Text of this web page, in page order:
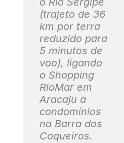
(trajeto de 36
km por terra
reduzido para
5 minutos de
voo), ligando
o Shopping
RioMar em
Aracaju a
condomínios
na Barra dos
Coqueiros.